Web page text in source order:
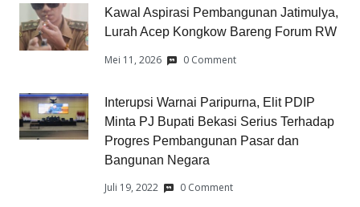
Kawal Aspirasi Pembangunan Jatimulya,
Lurah Acep Kongkow Bareng Forum RW
Mei 11, 2026 0 Comment
Interupsi Warnai Paripurna, Elit PDIP
Minta PJ Bupati Bekasi Serius Terhadap
Progres Pembangunan Pasar dan
Bangunan Negara
Juli 19, 2022 0 Comment